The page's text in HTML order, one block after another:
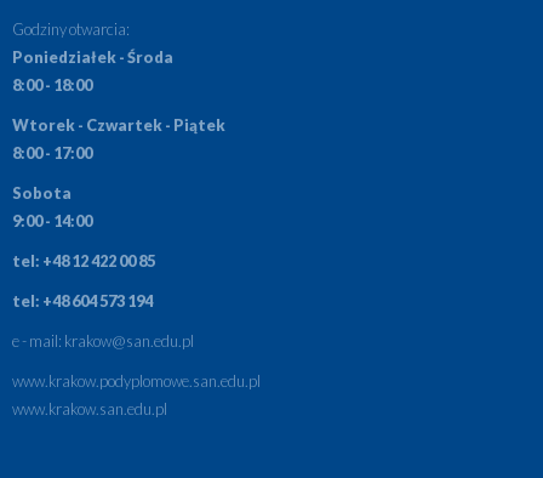
Godziny otwarcia:
Poniedziałek - Środa
8:00 - 18:00
Wtorek - Czwartek - Piątek
8:00 - 17:00
Sobota
9:00 - 14:00
tel: +48 12 422 00 85
tel: +48 604 573 194
e - mail: krakow@san.edu.pl
www.krakow.podyplomowe.san.edu.pl
www.krakow.san.edu.pl